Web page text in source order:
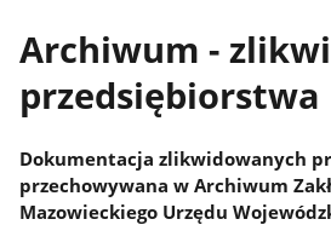
Archiwum -
przedsiębiorstwa
Dokumentacja zlikwidowanych
przechowywana w Archiwum
Mazowieckiego Urzędu